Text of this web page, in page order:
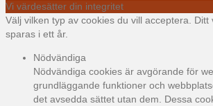
Vi värdesätter din integritet
Välj vilken typ av cookies du vill acceptera. Ditt
sparas i ett år.
Nödvändiga
Nödvändiga cookies är avgörande för
grundläggande funktioner och
det avsedda sättet utan dem. Dessa